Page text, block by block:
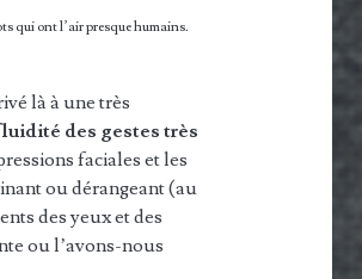
qui ont l’air presque humains.
là à une très
des gestes très
faciales et les
ou dérangeant (au
des yeux et des
ou l’avons-nous